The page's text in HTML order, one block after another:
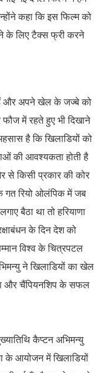
कहा कि इस फिल्म को
के लिए टैक्स फ्री करने
हैं और अपने खेल के जज्बे को
में रहते हुए भी दिखाने
है कि खिलाडियों को
की आवश्यकता होती है
से किसी प्रकार की कोर
गत रियो ओलंपिक में जब
बैठा था तो हरियाणा
के दिन देश को
विश्व के चित्रपटल
ने खिलाडियों का खेल
और चैंपियनशिप के सफल
कैप्टन अभिमन्यु
के आयोजन में खिलाडियों